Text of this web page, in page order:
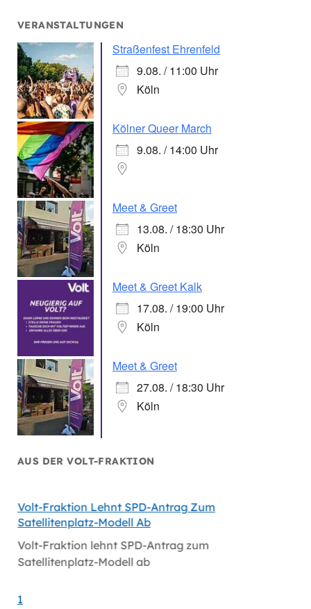
VERANSTALTUNGEN
Straßenfest Ehrenfeld
9.08. / 11:00 Uhr
Köln
Kölner Queer March
9.08. / 14:00 Uhr
Meet & Greet
13.08. / 18:30 Uhr
Köln
Meet & Greet Kalk
17.08. / 19:00 Uhr
Köln
Meet & Greet
27.08. / 18:30 Uhr
Köln
AUS DER VOLT-FRAKTION
Volt-Fraktion Lehnt SPD-Antrag Zum
Satellitenplatz-Modell Ab
Volt-Fraktion lehnt SPD-Antrag zum
Satellitenplatz-Modell ab
1